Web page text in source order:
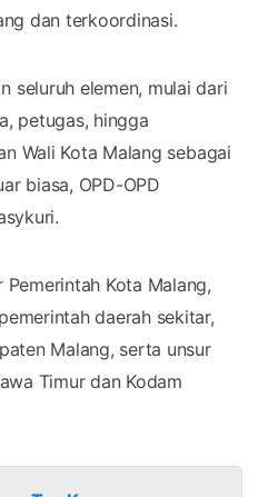
dan terkoordinasi.
seluruh elemen, mulai dari
petugas, hingga
Wali Kota Malang sebagai
biasa, OPD-OPD
Kota Malang,
daerah sekitar,
Malang, serta unsur
Timur dan Kodam